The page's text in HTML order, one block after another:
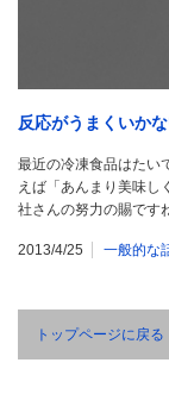
反応がうまくいか
最近の冷凍食品はたい
えば「あんまり美味し
社さんの努力の賜です
2013/4/25 一般的な
トップページに戻る